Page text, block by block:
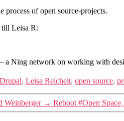
process of open source-projects.
till Leisa R:
a Ning network on working with
Drupal, Leisa Reichelt, open source,
Weinberger → Reboot #Open